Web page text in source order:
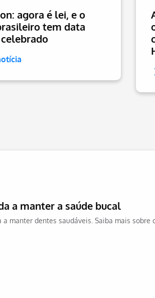
agora é lei, e o
tem data
a manter a saúde bucal
manter dentes saudáveis. Saiba mais sobre